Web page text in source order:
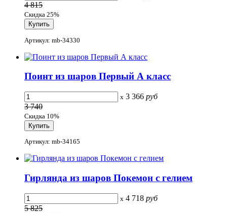
4 815
Скидка 25%
Артикул: mb-34330
Поинт из шаров Первый А класс
x 3 366 руб
3 740
Скидка 10%
Артикул: mb-34165
Гирлянда из шаров Покемон с гелием
x 4 718 руб
5 825